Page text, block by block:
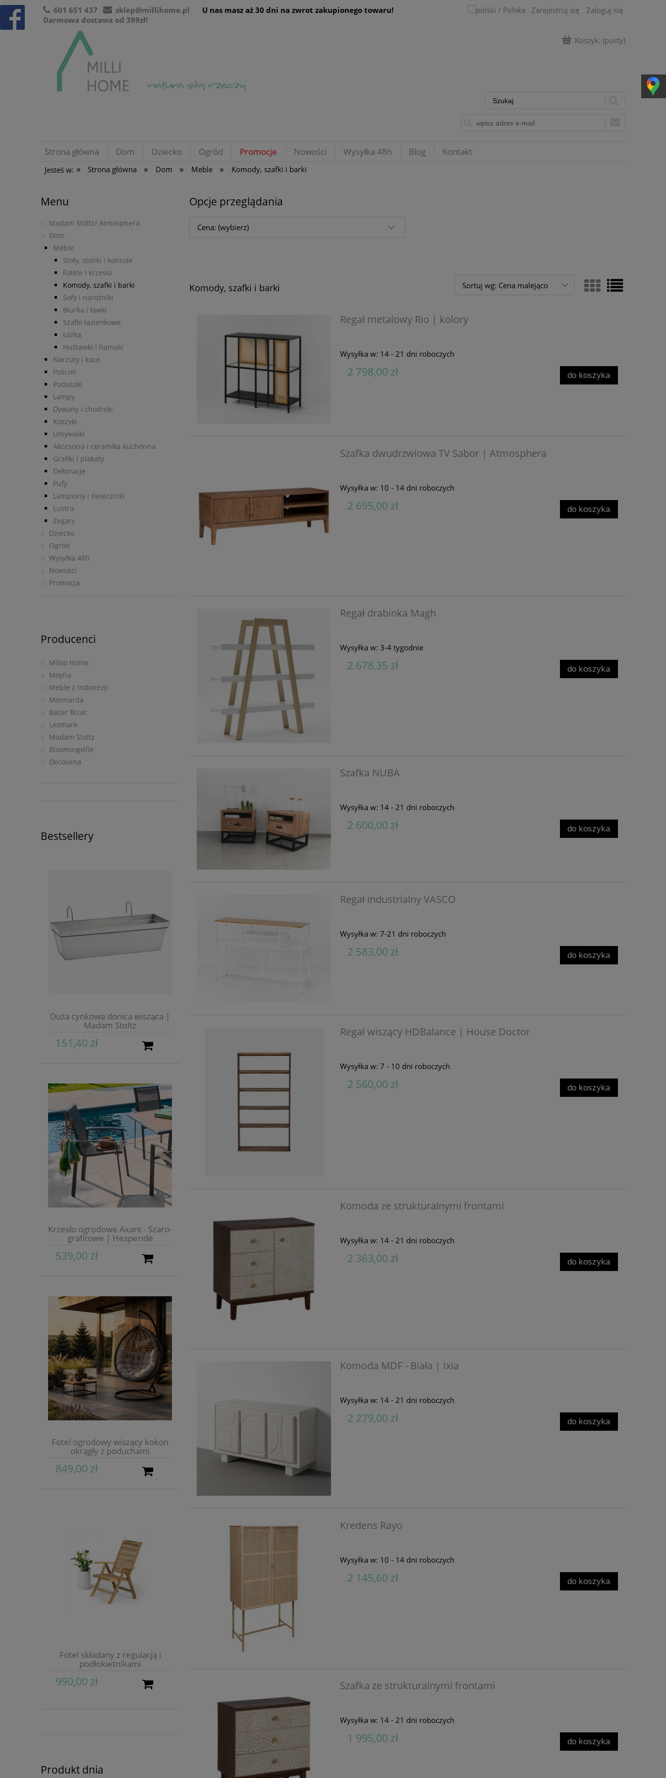
601 651 437
sklep@millihome.pl
Darmowa dostawa od 399zł!
U nas masz aż 30 dni na zwrot zakupionego towaru! Zarejestruj się Zaloguj się
Koszyk: (pusty)
Strona główna Dom Dziecko Ogród Promocje Nowości Wysyłka 48h Blog Kontakt
Jesteś w: » Strona główna » Dom » Meble » Komody, szafki i barki
Menu
Madam Stoltz/ Atmosphera
Dom
Meble
Stoły, stoliki i konsole
Fotele i krzesła
Komody, szafki i barki
Sofy i narożniki
Biurka i ławki
Szafki łazienkowe
Łóżka
Huśtawki i hamaki
Narzuty i koce
Pościel
Poduszki
Lampy
Dywany i chodniki
Koszyki
Umywalki
Akcesoria i ceramika kuchenna
Grafiki i plakaty
Dekoracje
Pufy
Lampiony i świeczniki
Lustra
Zegary
Dziecko
Ogród
Wysyłka 48h
Nowości
Promocja
Producenci
Miloo Home
Moyha
Meble z Indonezji
Monnarita
Bazar Bizar
Leomark
Madam Stoltz
Bloomingville
Decovena
Bestsellery
Duża cynkowa donica wisząca |
Madam Stoltz
151,40 zł
Krzesło ogrodowe Axant - Szaro-
grafitowe | Hesperide
539,00 zł
Fotel ogrodowy wiszący kokon
okrągły z poduchami
849,00 zł
Fotel składany z regulacją i
podłokietnikami
990,00 zł
Produkt dnia
Opcje przeglądania
Cena: (wybierz)
Komody, szafki i barki Sortuj wg: Cena malejąco
Regał metalowy Rio | kolory
Wysyłka w: 14 - 21 dni roboczych
2 798,00 zł do koszyka
Szafka dwudrzwiowa TV Sabor | Atmosphera
Wysyłka w: 10 - 14 dni roboczych
2 695,00 zł do koszyka
Regał drabinka Magh
Wysyłka w: 3-4 tygodnie
2 678,35 zł do koszyka
Szafka NUBA
Wysyłka w: 14 - 21 dni roboczych
2 600,00 zł do koszyka
Regał industrialny VASCO
Wysyłka w: 7-21 dni roboczych
2 583,00 zł do koszyka
Regał wiszący HDBalance | House Doctor
Wysyłka w: 7 - 10 dni roboczych
2 560,00 zł do koszyka
Komoda ze strukturalnymi frontami
Wysyłka w: 14 - 21 dni roboczych
2 363,00 zł do koszyka
Komoda MDF - Biała | Ixia
Wysyłka w: 14 - 21 dni roboczych
2 279,00 zł do koszyka
Kredens Rayo
Wysyłka w: 10 - 14 dni roboczych
2 145,60 zł do koszyka
Szafka ze strukturalnymi frontami
Wysyłka w: 14 - 21 dni roboczych
1 995,00 zł do koszyka